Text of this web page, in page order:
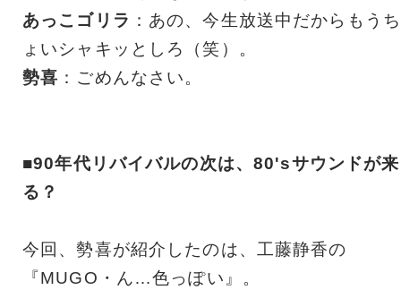
あっこゴリラ ：あの、今生放送中だからもうち
ょいシャキッとしろ（笑）。
勢喜 ：ごめんなさい。
■90年代リバイバルの次は、80'sサウンドが来
る？
今回、勢喜が紹介したのは、工藤静香の
『MUGO・ん…色っぽい』。